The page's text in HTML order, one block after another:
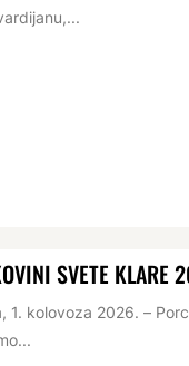
SVETE KLARE
1. kolovoza 2026. –